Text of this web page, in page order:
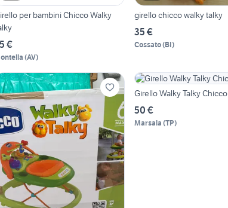
per bambini Chicco Walky
€
(AV)
girello chicco walky talky
35 €
Cossato(BI)
Girello Walky Talky Chicco
50 €
Marsala (TP)